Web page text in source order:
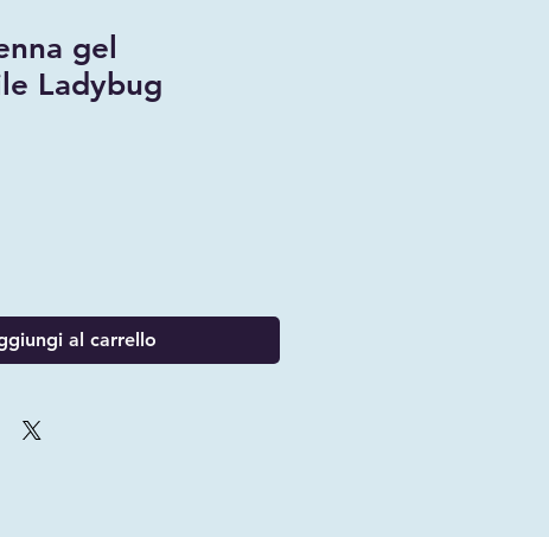
gel
Ladybug
al carrello